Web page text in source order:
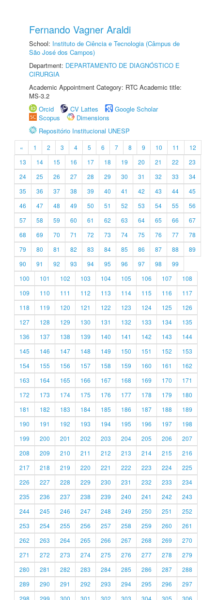
Fernando Vagner Araldi
School: Instituto de Ciência e Tecnologia (Câmpus de
São José dos Campos)
Department: DEPARTAMENTO DE DIAGNÓSTICO E
CIRURGIA
Academic Appointment Category: RTC Academic title:
MS-3.2
Orcid
CV Lattes
Google Scholar
Scopus
Dimensions
Repositório Institucional UNESP
« 1 2 3 4 5 6 7 8 9 10 11
12
13
14 15 16 17 18 19 20 21 22
23
24
25 26 27 28 29 30 31 32 33
34
35
36 37 38 39 40 41 42 43 44
45
46
47 48 49 50 51 52 53 54 55
56
57
58 59 60 61 62 63 64 65 66
67
68
69 70 71 72 73 74 75 76 77
78
79
80 81 82 83 84 85 86 87 88
89
90
91 92 93 94 95 96 97 98
99
100
101 102 103 104 105 106 107
108
109
110 111 112 113 114 115 116
117
118
119 120 121 122 123 124 125
126
127
128 129 130 131 132 133 134
135
136
137 138 139 140 141 142 143
144
145
146 147 148 149 150 151 152
153
154
155 156 157 158 159 160 161
162
163
164 165 166 167 168 169 170
171
172
173 174 175 176 177 178 179
180
181
182 183 184 185 186 187 188
189
190
191 192 193 194 195 196 197
198
199
200 201 202 203 204 205 206
207
208
209 210 211 212 213 214 215
216
217
218 219 220 221 222 223 224
225
226
227 228 229 230 231 232 233
234
235
236 237 238 239 240 241 242
243
244
245 246 247 248 249 250 251
252
253
254 255 256 257 258 259 260
261
262
263 264 265 266 267 268 269
270
271
272 273 274 275 276 277 278
279
280
281 282 283 284 285 286 287
288
289
290 291 292 293 294 295 296
297
298
299 300 301 302 303 304 305 306